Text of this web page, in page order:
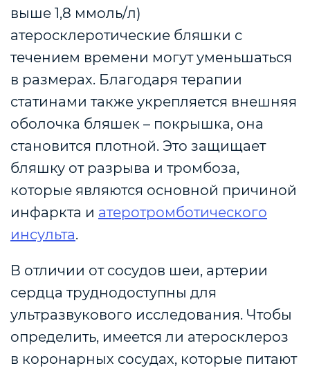
выше 1,8 ммоль/л)
атеросклеротические бляшки с
течением времени могут уменьшаться
в размерах. Благодаря терапии
статинами также укрепляется внешняя
оболочка бляшек – покрышка, она
становится плотной. Это защищает
бляшку от разрыва и тромбоза,
которые являются основной причиной
инфаркта и атеротромботического
инсульта.
В отличии от сосудов шеи, артерии
сердца труднодоступны для
ультразвукового исследования. Чтобы
определить, имеется ли атеросклероз
в коронарных сосудах, которые питают